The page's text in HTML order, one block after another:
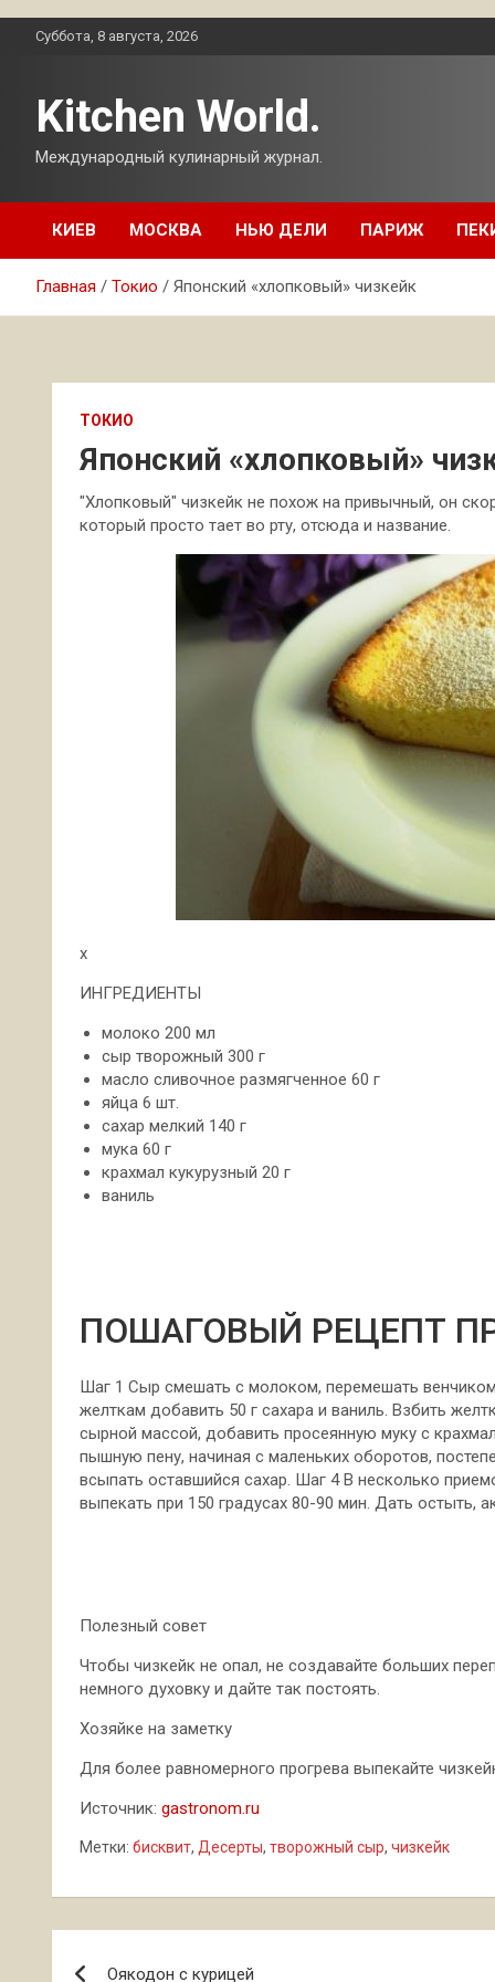
ПерейтиСуббота, 8 августа, 2026
Kitchen World.
Международный кулинарный журнал.
КИЕВ МОСКВА НЬЮ ДЕЛИ ПАРИЖ
Главная Токио Японский «хлопковый» чизкейк
ТОКИО
Японский «хлопковый»
"Хлопковый" чизкейк не похож на привычный, он
который просто тает во рту, отсюда и название.
x
ИНГРЕДИЕНТЫ
молоко 200 мл
сыр творожный 300 г
масло сливочное размягченное 60 г
яйца 6 шт.
сахар мелкий 140 г
мука 60 г
крахмал кукурузный 20 г
ваниль
ПОШАГОВЫЙ РЕЦЕПТ
Шаг 1 Сыр смешать с молоком, перемешать
желткам добавить 50 г сахара и ваниль. Взбить
сырной массой, добавить просеянную муку с
пышную пену, начиная с маленьких оборотов,
всыпать оставшийся сахар. Шаг 4 В несколько
выпекать при 150 градусах 80-90 мин. Дать остыть,
Полезный совет
Чтобы чизкейк не опал, не создавайте больших
немного духовку и дайте так постоять.
Хозяйке на заметку
Для более равномерного прогрева выпекайте
Источник: gastronom.ru
Метки: бисквит, Десерты, творожный сыр, чизкейк
Оякодон с курицей